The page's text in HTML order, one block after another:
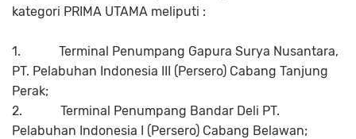
kategori PRIMA UTAMA meliputi :
1.
Terminal Penumpang Gapura Surya Nusantara,
PT. Pelabuhan Indonesia III (Persero) Cabang Tanjung
Perak;
2.
Terminal Penumpang Bandar Deli PT.
Pelabuhan Indonesia I (Persero) Cabang Belawan;